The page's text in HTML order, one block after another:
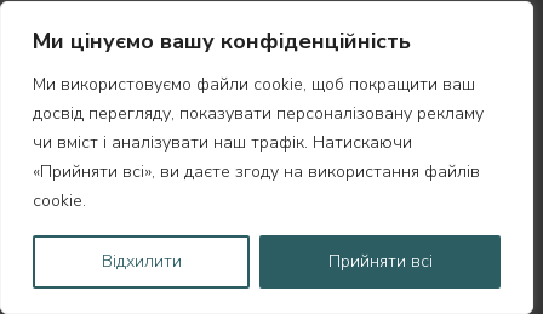
Ми цінуємо вашу конфіденційність
Ми використовуємо файли cookie, щоб покращити ваш
досвід перегляду, показувати персоналізовану рекламу
чи вміст і аналізувати наш трафік. Натискаючи
«Прийняти всі», ви даєте згоду на використання файлів
cookie.
Відхилити Прийняти всі